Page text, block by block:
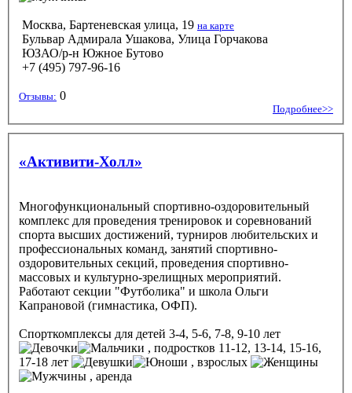
Москва, Бартеневская улица, 19 на карте
Бульвар Адмирала Ушакова, Улица Горчакова
ЮЗАО/р-н Южное Бутово
+7 (495) 797-96-16
Отзывы: 0
Подробнее>>
«Активити-Холл»
Многофункциональный спортивно-оздоровительный
комплекс для проведения тренировок и соревнований
спорта высших достижений, турниров любительских и
профессиональных команд, занятий спортивно-
оздоровительных секций, проведения спортивно-
массовых и культурно-зрелищных мероприятий.
Работают секции "Футболика" и школа Ольги
Капрановой (гимнастика, ОФП).
Спорткомплексы для детей 3-4, 5-6, 7-8, 9-10 лет
, подростков 11-12, 13-14, 15-16,
17-18 лет
, взрослых
, аренда